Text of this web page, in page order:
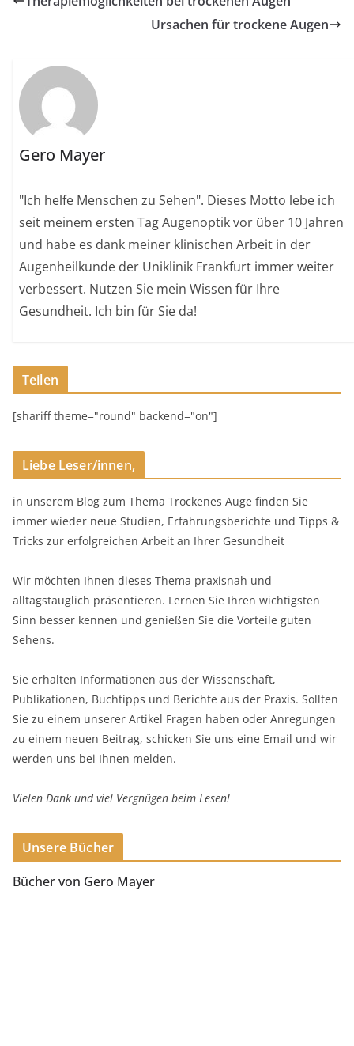
Ursachen für trockene Augen
Gero Mayer
"Ich helfe Menschen zu Sehen". Dieses Motto lebe ich
seit meinem ersten Tag Augenoptik vor über 10 Jahren
und habe es dank meiner klinischen Arbeit in der
Augenheilkunde der Uniklinik Frankfurt immer weiter
verbessert. Nutzen Sie mein Wissen für Ihre
Gesundheit. Ich bin für Sie da!
Teilen
[shariff theme="round" backend="on"]
Liebe Leser/innen,
in unserem Blog zum Thema Trockenes Auge finden Sie
immer wieder neue Studien, Erfahrungsberichte und Tipps &
Tricks zur erfolgreichen Arbeit an Ihrer Gesundheit
Wir möchten Ihnen dieses Thema praxisnah und
alltagstauglich präsentieren. Lernen Sie Ihren wichtigsten
Sinn besser kennen und genießen Sie die Vorteile guten
Sehens.
Sie erhalten Informationen aus der Wissenschaft,
Publikationen, Buchtipps und Berichte aus der Praxis. Sollten
Sie zu einem unserer Artikel Fragen haben oder Anregungen
zu einem neuen Beitrag, schicken Sie uns eine Email und wir
werden uns bei Ihnen melden.
Vielen Dank und viel Vergnügen beim Lesen!
Unsere Bücher
Bücher von Gero Mayer